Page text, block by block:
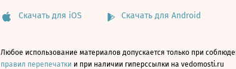
Скачать для iOS Скачать для Android
Любое использование материалов допускается только при
правил перепечатки и при наличии гиперссылки на vedomosti.ru